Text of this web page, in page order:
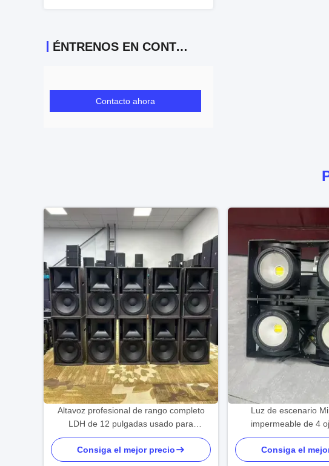
ÉNTRENOS EN CONTACTO CON
Contacto ahora
Altavoz profesional de rango completo
LDH de 12 pulgadas usado para
escenario y KTV
Consiga el mejor precio
Luz de escenario
impermeable de 4
Consiga el